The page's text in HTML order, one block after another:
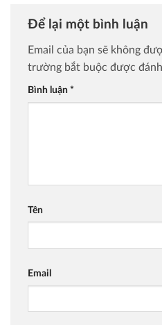
Để lại một bình luận
Email của bạn sẽ không
trường bắt buộc được
Bình luận *
Tên
Email